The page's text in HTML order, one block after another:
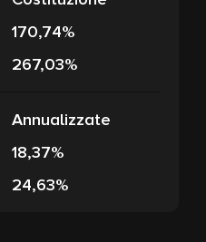
170,74%
267,03%
Annualizzate
18,37%
24,63%